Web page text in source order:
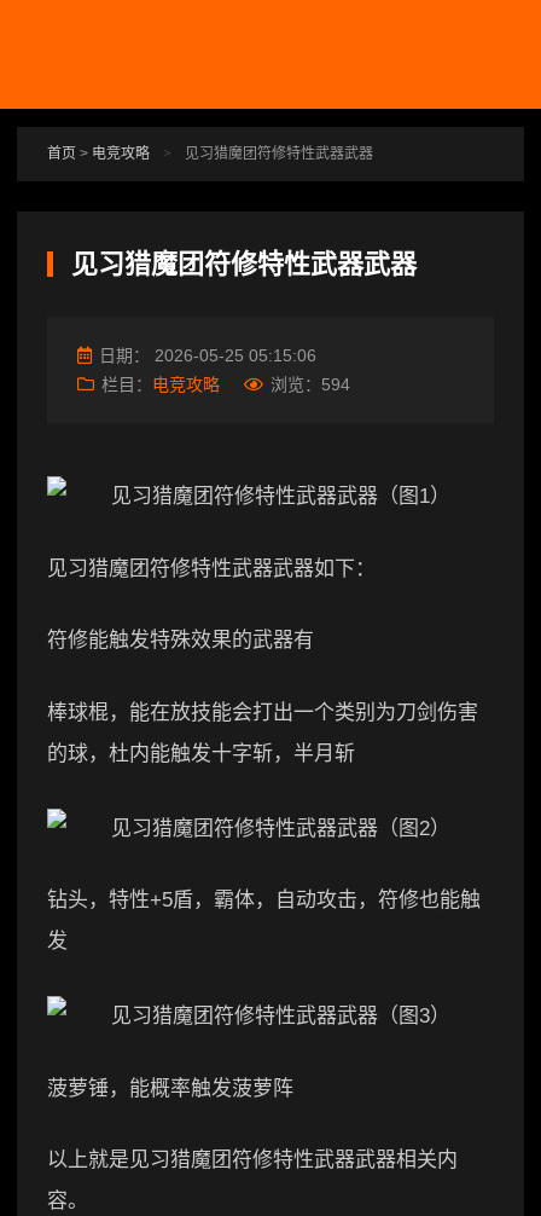
首页 > 电竞攻略 > 见习猎魔团符修特性武器武器
见习猎魔团符修特性武器武器
日期： 2026-05-25 05:15:06
栏目： 电竞攻略 浏览： 594
见习猎魔团符修特性武器武器如下：
符修能触发特殊效果的武器有
棒球棍，能在放技能会打出一个类别为刀剑伤害
的球，杜内能触发十字斩，半月斩
钻头，特性+5盾，霸体，自动攻击，符修也能触
发
菠萝锤，能概率触发菠萝阵
以上就是见习猎魔团符修特性武器武器相关内
容。